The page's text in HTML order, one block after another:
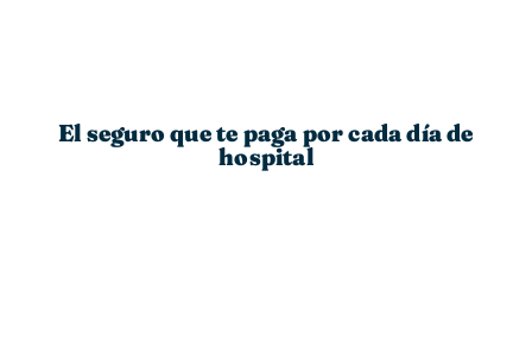
El seguro que te paga por cada día de
hospital